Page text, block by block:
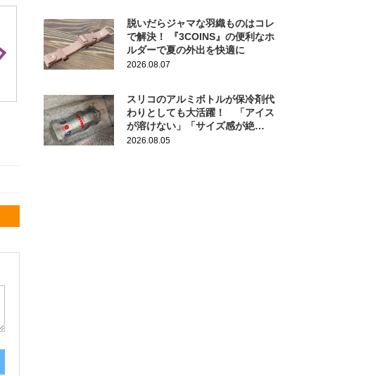
脱いだらジャマな羽織ものはコレ
で解決！ 『3COINS』の便利なホ
ルダーで夏の外出を快適に
2026.08.07
スリコのアルミボトルが保冷剤代
わりとしても大活躍！ 「アイス
が溶けない」「サイズ感が絶
妙！」
2026.08.05